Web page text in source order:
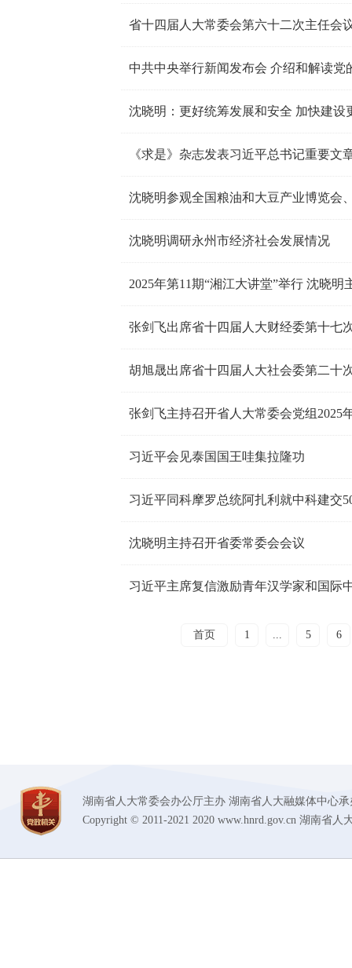
中共中央举行新闻发布会 介绍和解读
沈晓明：更好统筹发展和安全 加快建设
《求是》杂志发表习近平总书记重要文
沈晓明参观全国粮油和大豆产业博览会
沈晓明调研永州市经济社会发展情况
2025年第11期“湘江大讲堂”举行 沈晓明
张剑飞出席省十四届人大财经委第十七
胡旭晟出席省十四届人大社会委第二十
张剑飞主持召开省人大常委会党组2025
习近平会见泰国国王哇集拉隆功
习近平同科摩罗总统阿扎利就中科建交
沈晓明主持召开省委常委会会议
习近平主席复信激励青年汉学家和国际
首页 1 ... 5 6
湖南省人大常委会办公厅主办 湖南省人大融媒体中心
Copyright © 2011-2021 2020 www.hnrd.gov.cn 湖南省